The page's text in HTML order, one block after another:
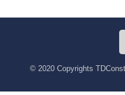
© 2020 Copyrights